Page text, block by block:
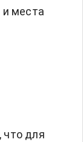
и места
что для